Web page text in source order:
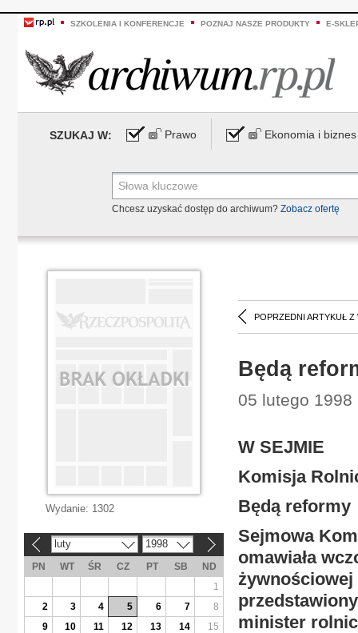
SZKOLENIA I KONFERENCJE POZNAJ NASZE PRODUKTY E-
SZUKAJ W: Prawo Ekonomia i biznes
Chcesz uzyskać dostęp do archiwum? Zobacz ofertę
POPRZEDNI ARTYKUŁ Z
Będą
05 lutego 1998
W SEJMIE
Komisja
Będą reformy
Sejmowa
omawiała
minister
Wydanie: 1302
luty 1998
PN WT ŚR CZ PT SB
ND
1
2
3 4 5 6 7
8
9
10 11 12 13 14
15